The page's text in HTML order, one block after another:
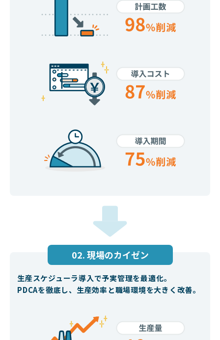
02. 現場のカイゼン
生産スケジューラ導入で予実管理を最適化。
PDCAを徹底し、 生産効率と職場環境を大きく改善。